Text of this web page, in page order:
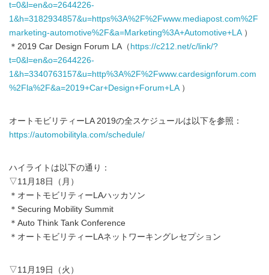
t=0&l=en&o=2644226-
1&h=3182934857&u=https%3A%2F%2Fwww.mediapost.com%2F
marketing-automotive%2F&a=Marketing%3A+Automotive+LA）
＊2019 Car Design Forum LA（ https://c212.net/c/link/?
t=0&l=en&o=2644226-
1&h=3340763157&u=http%3A%2F%2Fwww.cardesignforum.com
%2Fla%2F&a=2019+Car+Design+Forum+LA）
オートモビリティーLA 2019の全スケジュールは以下を参照：
https://automobilityla.com/schedule/
ハイライトは以下の通り：
▽11月18日（月）
＊オートモビリティーLAハッカソン
＊Securing Mobility Summit
＊Auto Think Tank Conference
＊オートモビリティーLAネットワーキングレセプション
▽11月19日（火）